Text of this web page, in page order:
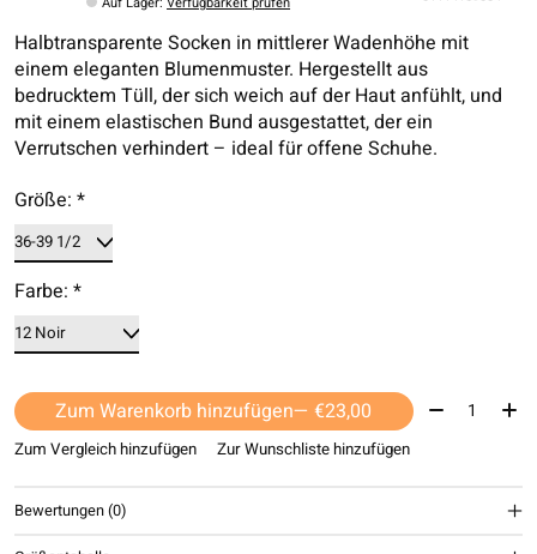
Halbtransparente Socken in mittlerer Wadenhöhe mit
einem eleganten Blumenmuster. Hergestellt aus
bedrucktem Tüll, der sich weich auf der Haut anfühlt, und
mit einem elastischen Bund ausgestattet, der ein
Verrutschen verhindert – ideal für offene Schuhe.
Größe: *
Farbe: *
Zum Warenkorb hinzufügen — €23,00 Menge:
Zum Vergleich hinzufügen Zur Wunschliste hinzufügen
Bewertungen (0)